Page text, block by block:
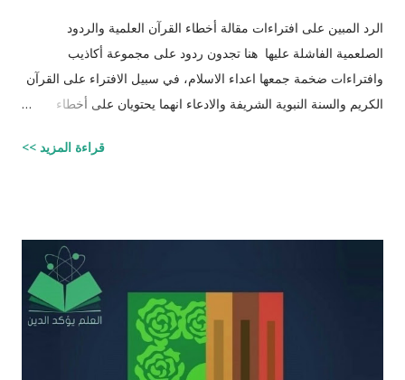
الرد المبين على افتراءات مقالة أخطاء القرآن العلمية والردود
الصلعمية الفاشلة عليها هنا تجدون ردود على مجموعة أكاذيب
وافتراءات ضخمة جمعها اعداء الاسلام، في سبيل الافتراء على القرآن
الكريم والسنة النبوية الشريفة والادعاء انهما يحتويان على أخطاء
والردود الصلعمية الفاشلة عليها " وقد أبقيت على كل افتراء واتبعته
الافتراء : 1 - زوجيّة الأشياء في القرآن : مِنْ كُلِّ شَيْءٍ خَلَقْنَا زَوْجَيْنِ
لَعَلَّكُمْ تَذَكَّرُونَ / الذاريات : 49 وَمِنْ كُلِّ الثَّمَرَاتِ جَعَلَ فِيهَا زَوْجَيْنِ
اثْنَيْنِ / الرعد : 3 حَتَّى إِذَا جَاءَ أَمْرُنَا وَفَارَ التَّنُّورُ قُلْنَا احْمِلْ فِيهَا مِنْ كُلٍّ
زَوْجَيْنِ اثْنَيْنِ / هود : 11 و اذا طبقنا هذه الآبات وجدنا فيها شيئاً من
قراءة المزيد >>